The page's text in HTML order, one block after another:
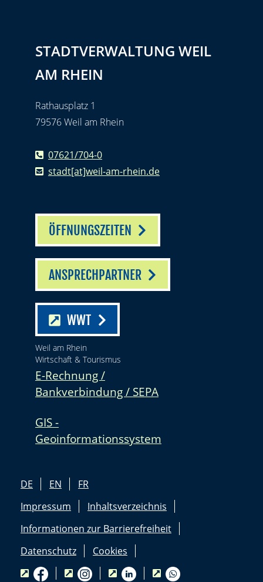
STADTVERWALTUNG WEIL
AM RHEIN
Rathausplatz 1
79576 Weil am Rhein
07621/704-0
stadt[at]weil-am-rhein.de
ÖFFNUNGSZEITEN
ANSPRECHPARTNER
WWT
Weil am Rhein
Wirtschaft & Tourismus
E-Rechnung /
Bankverbindung / SEPA
GIS -
Geoinformationssystem
DE EN
FR
Impressum
Inhaltsverzeichnis
Informationen zur Barrierefreiheit
Datenschutz
Cookies